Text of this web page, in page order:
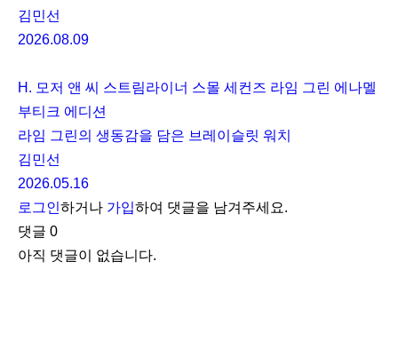
김민선
2026.08.09
H. 모저 앤 씨 스트림라이너 스몰 세컨즈 라임 그린 에나멜
부티크 에디션
라임 그린의 생동감을 담은 브레이슬릿 워치
김민선
2026.05.16
로그인하거나 가입하여 댓글을 남겨주세요.
댓글 0
아직 댓글이 없습니다.